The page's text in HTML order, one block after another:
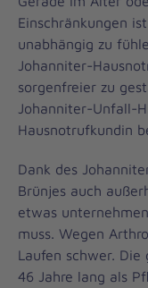
Einschränkungen
unabhängig zu
Johanniter-
sorgenfreier zu
Johanniter-Unfall-
Hausnotrufkundin
Dank des
Brünjes auch
etwas
muss. Wegen
Laufen schwer.
46 Jahre lang als